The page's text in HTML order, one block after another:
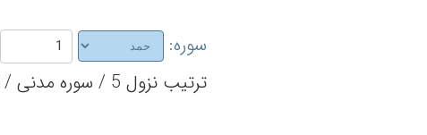
سوره:
ترتیب نزول 5 / سوره مدنی / تعداد آیات 7